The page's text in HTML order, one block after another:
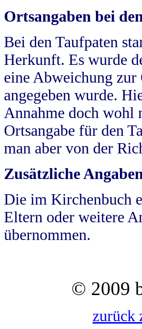
Ortsangaben bei
Bei den Taufpaten
Herkunft. Es wurde
eine Abweichung zur
angegeben wurde.
Annahme doch wohl
Ortsangabe für den
man aber von der
Zusätzliche
Die im Kirchenbuch
Eltern oder weitere
übernommen.
© 2009
zurück